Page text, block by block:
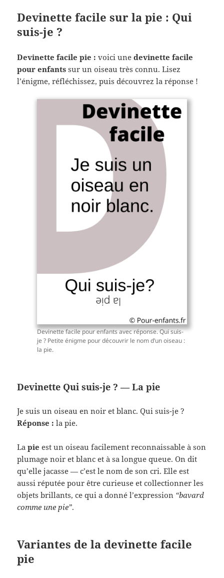
Devinette facile sur la pie : Qui
suis-je ?
Devinette facile pie : voici unedevinette facile
pour enfants sur un oiseau très connu. Lisez
l’énigme, réfléchissez, puis découvrez la réponse !
Devinette facile pour enfants avec réponse. Qui suis-
je ? Petite énigme pour découvrir le nom d’un oiseau :
la pie.
Devinette Qui suis-je ? — La pie
Je suis un oiseau en noir et blanc. Qui suis-je ?
Réponse : la pie.
Lapie est un oiseau facilement reconnaissable à son
plumage noir et blanc et à sa longue queue. On dit
qu’elle jacasse — c’est le nom de son cri. Elle est
aussi réputée pour être curieuse et collectionner les
objets brillants, ce qui a donné l’expression “bavard
comme une pie”.
Variantes de la devinette facile
pie